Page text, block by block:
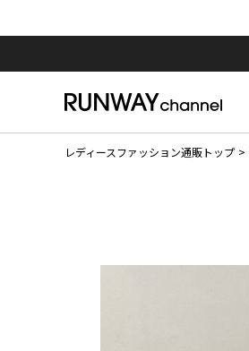
レディースファッション通販トップ